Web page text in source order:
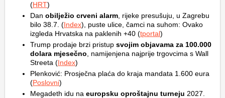
(HRT)
Dan obilježio crveni alarm , rijeke presušuju, u Zagrebu
bilo 38.7. (Index), puste ulice, čamci na suhom: Ovako
izgleda Hrvatska na paklenih +40 (tportal)
Trump prodaje brzi pristup svojim objavama za 100.000
dolara mjesečno , namijenjena najprije trgovcima s Wall
Streeta (Index)
Plenković: Prosječna plaća do kraja mandata 1.600 eura
(Poslovni)
Megadeth idu na europsku oproštajnu turneju 2027.